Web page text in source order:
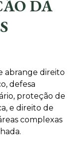
DA
abrange direito
defesa
proteção de
e direito de
complexas